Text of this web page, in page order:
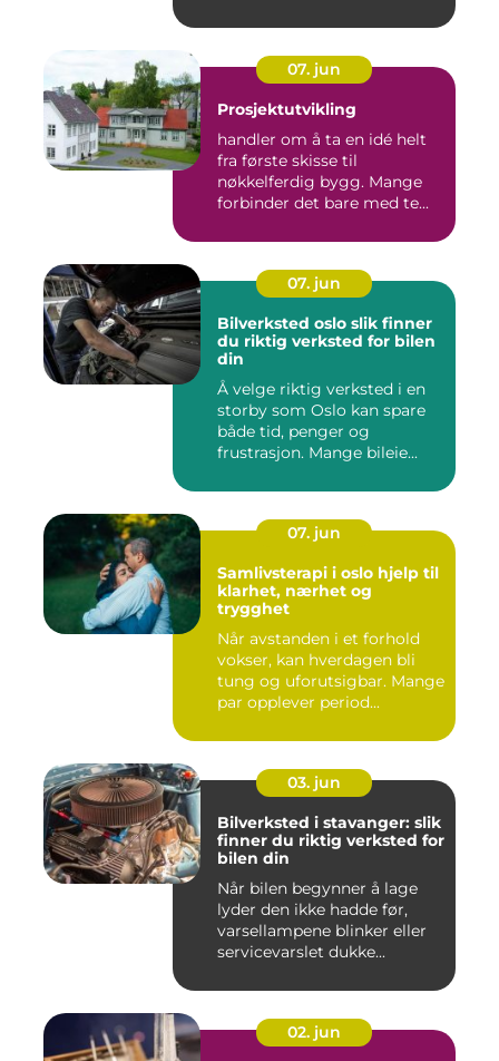
07. jun
Prosjektutvikling
handler om å ta en idé helt
fra første skisse til
nøkkelferdig bygg. Mange
forbinder det bare med te...
07. jun
Bilverksted oslo slik finner
du riktig verksted for bilen
din
Å velge riktig verksted i en
storby som Oslo kan spare
både tid, penger og
frustrasjon. Mange bileie...
07. jun
Samlivsterapi i oslo hjelp til
klarhet, nærhet og
trygghet
Når avstanden i et forhold
vokser, kan hverdagen bli
tung og uforutsigbar. Mange
par opplever period...
03. jun
Bilverksted i stavanger: slik
finner du riktig verksted for
bilen din
Når bilen begynner å lage
lyder den ikke hadde før,
varsellampene blinker eller
servicevarslet dukke...
02. jun